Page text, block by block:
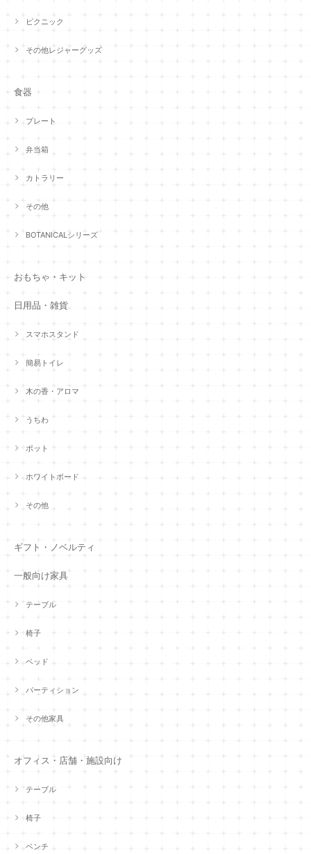
ピクニック
その他レジャーグッズ
食器
プレート
弁当箱
カトラリー
その他
BOTANICALシリーズ
おもちゃ・キット
日用品・雑貨
スマホスタンド
簡易トイレ
木の香・アロマ
うちわ
ポット
ホワイトボード
その他
ギフト・ノベルティ
一般向け家具
テーブル
椅子
ベッド
パーティション
その他家具
オフィス・店舗・施設向け
テーブル
椅子
ベンチ